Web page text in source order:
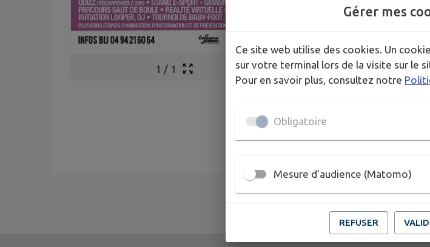
1 / 1
Gérer mes
Ce site web utilise des cookies. Un
sur votre terminal lors de la visite sur le
Pour en savoir plus, consultez notre
Obligatoire
Mesure d'audience (Matomo)
REFUSER